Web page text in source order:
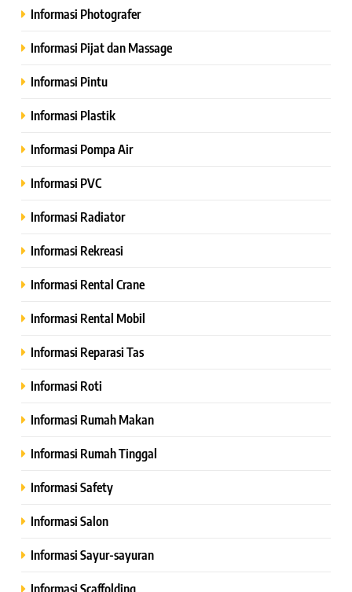
Informasi Photografer
Informasi Pijat dan Massage
Informasi Pintu
Informasi Plastik
Informasi Pompa Air
Informasi PVC
Informasi Radiator
Informasi Rekreasi
Informasi Rental Crane
Informasi Rental Mobil
Informasi Reparasi Tas
Informasi Roti
Informasi Rumah Makan
Informasi Rumah Tinggal
Informasi Safety
Informasi Salon
Informasi Sayur-sayuran
Informasi Scaffolding